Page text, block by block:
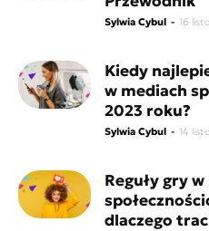
Sylwia Cybul - 16
Kiedy
w mediach
2023 roku?
Sylwia Cybul - 14
Reguły gry
dlaczego